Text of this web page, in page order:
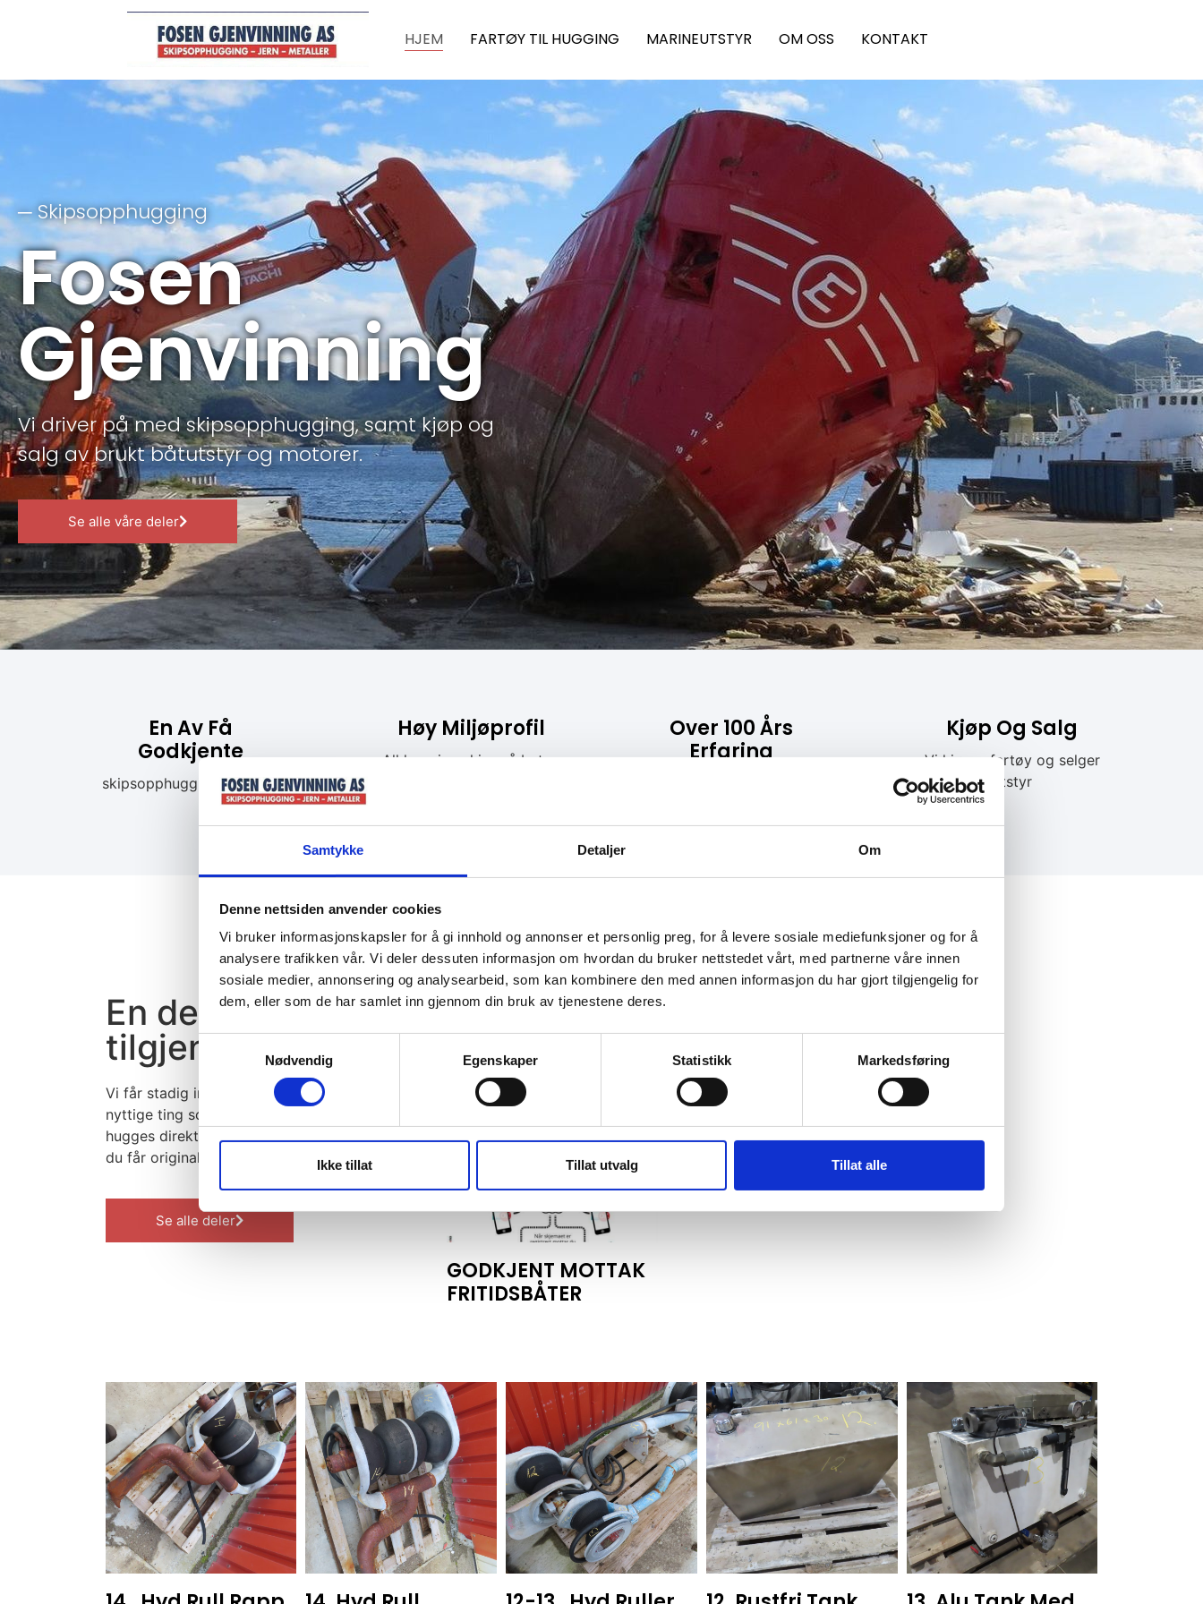
Samtykke Detaljer Om
Denne nettsiden anvender cookies
Vi bruker informasjonskapsler for å gi innhold og annonser et personlig preg, for å levere sosiale mediefunksjoner og for å
analysere trafikken vår. Vi deler dessuten informasjon om hvordan du bruker nettstedet vårt, med partnerne våre innen
sosiale medier, annonsering og analysearbeid, som kan kombinere den med annen informasjon du har gjort tilgjengelig for
dem, eller som de har samlet inn gjennom din bruk av tjenestene deres.
Samtykkevalg
Nødvendig
Egenskaper Statistikk Markedsføring
Ikke tillat Tillat utvalg Tillat alle
HJEM FARTØY TIL HUGGING MARINEUTSTYR OM OSS KONTAKT
─ Skipsopphugging
Fosen
Gjenvinning
Vi driver på med skipsopphugging, samt kjøp og
salg av brukt båtutstyr og motorer.
Se alle våre deler
En Av Få
Godkjente
skipsopphugging i Europa
Høy Miljøprofil
All hugging skjer på beton
Over 100 Års
Erfaring
Kjøp Og Salg
Vi kjøper fartøy og selger
utstyr
En del av våre
tilgjengelige deler
Vi får stadig inn helt nye deler, tilbehør og
nyttige ting som du kan hente hos oss. Alt
hugges direkte fra båter og andre fartøy slik at
du får original kvalitet.
Se alle deler
GODKJENT MOTTAK
FRITIDSBÅTER